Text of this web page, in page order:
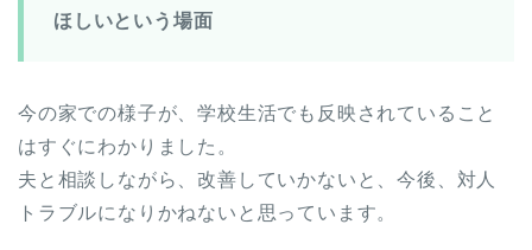
ほしいという場面
今の家での様子が、学校生活でも反映されていること
はすぐにわかりました。
夫と相談しながら、改善していかないと、今後、対人
トラブルになりかねないと思っています。